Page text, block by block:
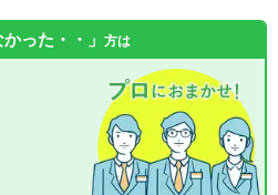
った・・」 方は